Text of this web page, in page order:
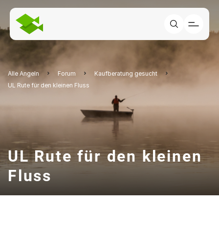
Alle Angeln Forum
Kaufberatung gesucht
UL Rute für den kleinen Fluss
UL Rute für den kleinen
Fluss